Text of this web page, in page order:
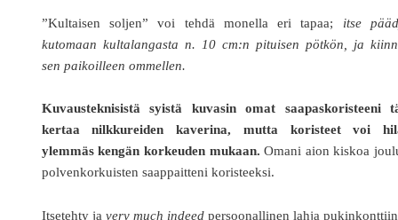
”Kultaisen soljen” voi tehdä monella eri tapaa; itse
kutomaan kultalangasta n. 10 cm:n pituisen pötkön, ja
sen paikoilleen ommellen.
Kuvausteknisistä syistä kuvasin omat saapaskoristeeni
kertaa nilkkureiden kaverina, mutta koristeet voi
ylemmäs kengän korkeuden mukaan. Omani aion kiskoa
polvenkorkuisten saappaitteni koristeeksi.
Itsetehty ja very much indeedpersoonallinen lahja